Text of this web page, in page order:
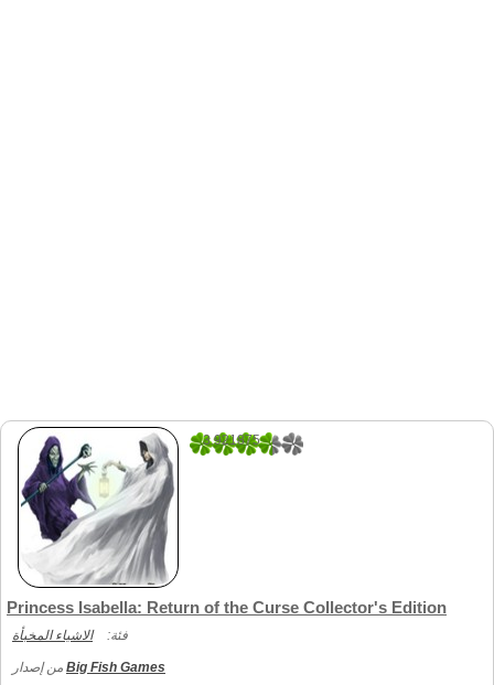
3.921875
Princess Isabella: Return of the Curse Collector's Edition
فئة: الاشياء المخبأة
Big Fish Games